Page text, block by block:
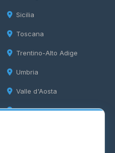
Sicilia
Toscana
Trentino-Alto Adige
Umbria
Valle d'Aosta
Veneto